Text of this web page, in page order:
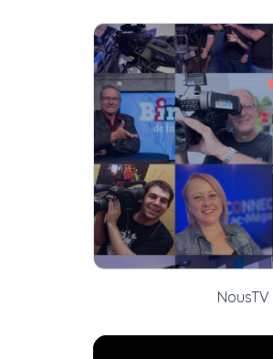
NousTV est un